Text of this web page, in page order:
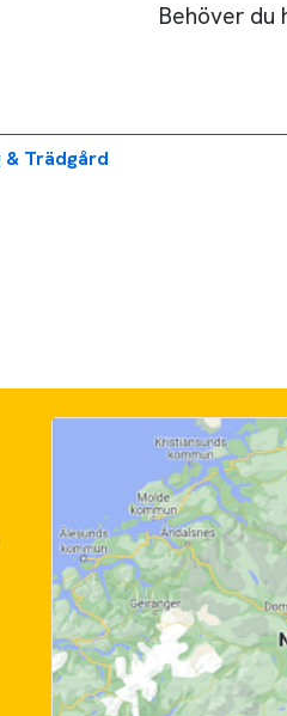
Behöver du
Trädgård